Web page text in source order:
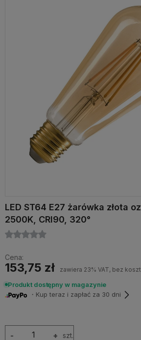
LED ST64 E27 żarówka złota
2500K, CRI90, 320°
Cena:
153,75 zł zawiera 23% VAT, bez
Produkt dostępny w magazynie
・Kup teraz i zapłać za 30 dni
+
- szt.